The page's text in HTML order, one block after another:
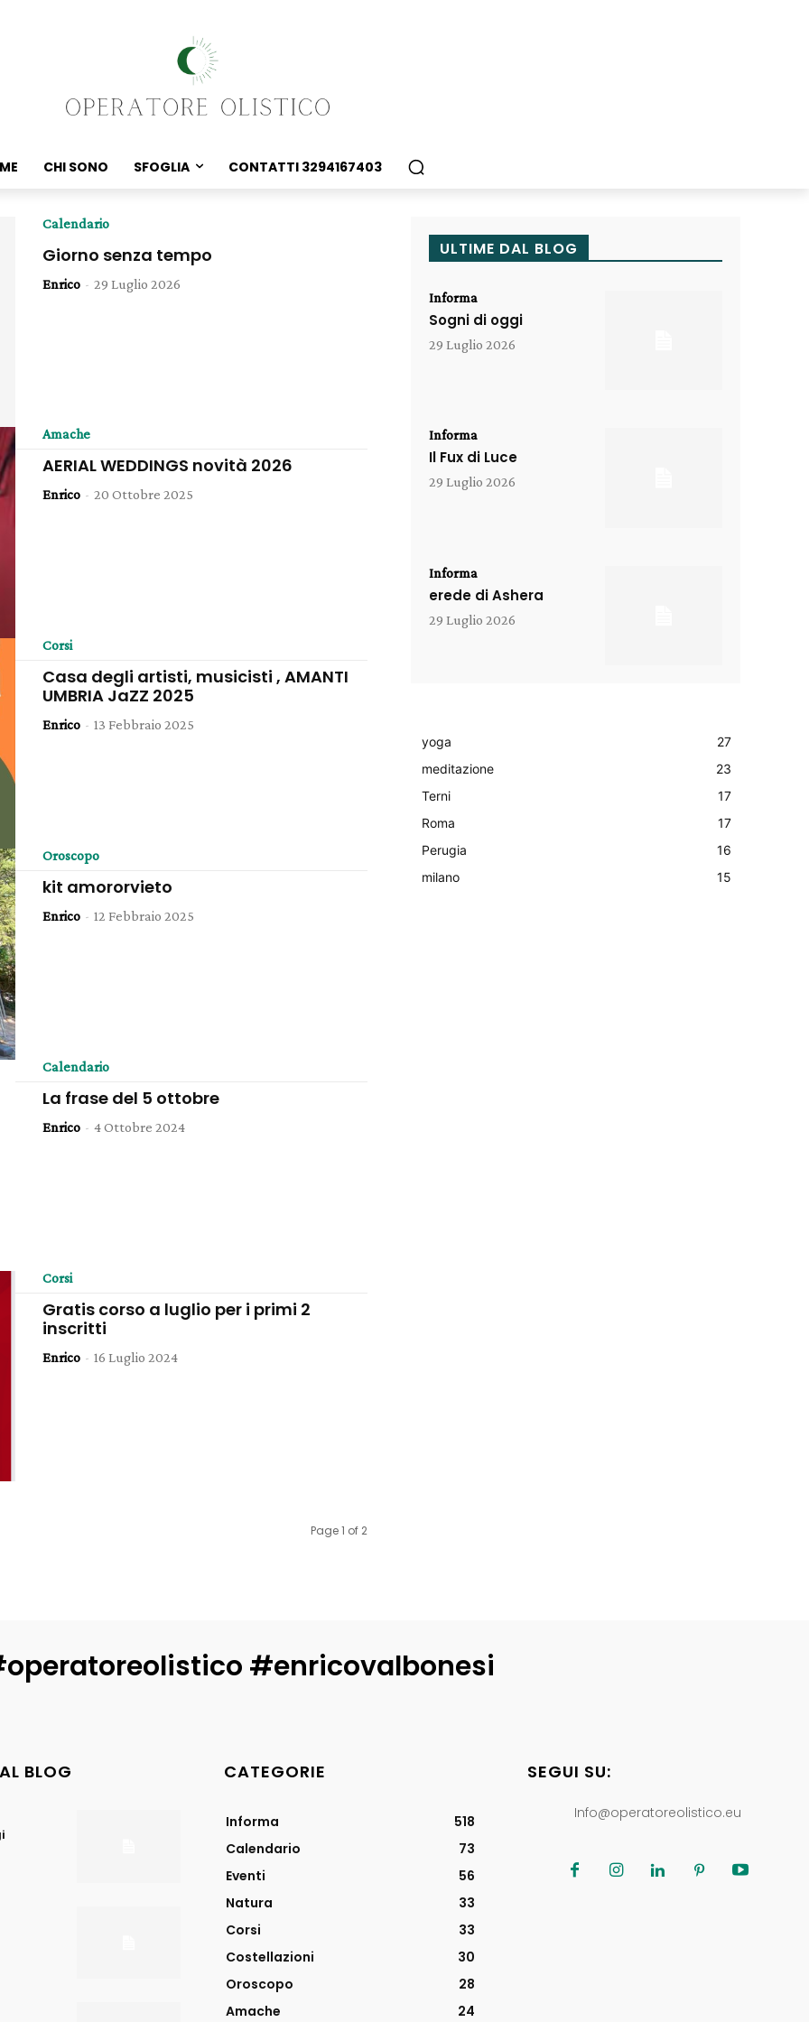
CHI SONO SFOGLIA CONTATTI 3294167403
Calendario
Giorno senza tempo
Enrico - 29 Luglio 2026
Amache
AERIAL WEDDINGS novità 2026
Enrico - 20 Ottobre 2025
Corsi
Casa degli artisti, musicisti , AMANTI
UMBRIA JaZZ 2025
Enrico - 13 Febbraio 2025
Oroscopo
kit amororvieto
Enrico - 12 Febbraio 2025
Calendario
La frase del 5 ottobre
Enrico - 4 Ottobre 2024
Corsi
Gratis corso a luglio per i primi 2
inscritti
Enrico - 16 Luglio 2024
Page 1 of 2
ULTIME DAL BLOG
Informa
Sogni di oggi
29 Luglio 2026
Informa
Il Fux di Luce
29 Luglio 2026
Informa
erede di Ashera
29 Luglio 2026
yoga
27
meditazione
23
Terni
17
Roma
17
Perugia
16
milano
15
#enricovalbonesi
BLOG CATEGORIE
Informa
518
Calendario
73
Eventi
56
Natura
33
Corsi
33
Costellazioni
30
Oroscopo
28
Amache
24
SEGUI SU:
Info@operatoreolistico.eu